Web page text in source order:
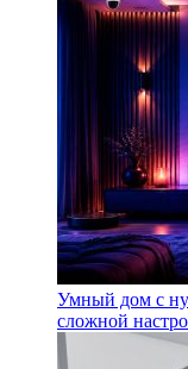
Умный дом с
сложной